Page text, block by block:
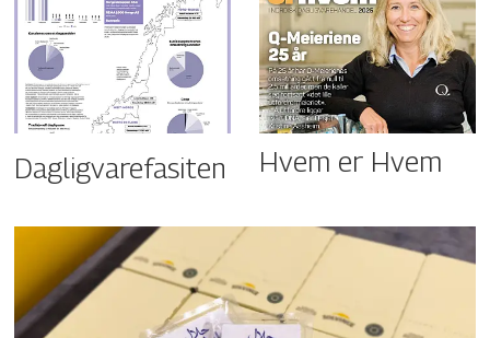
Dagligvarefasiten Hvem er Hvem